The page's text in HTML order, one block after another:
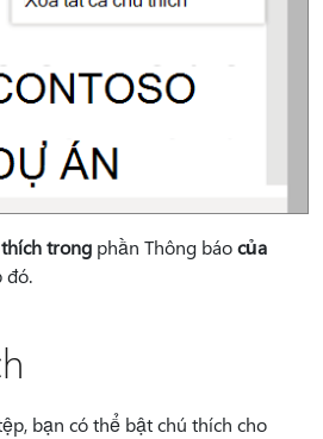
thích trong phần Thông báocủa
đó.
bạn có thể bật chú thích cho